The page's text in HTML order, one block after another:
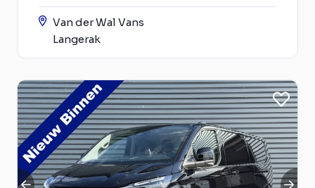
Van der Wal Vans
Langerak